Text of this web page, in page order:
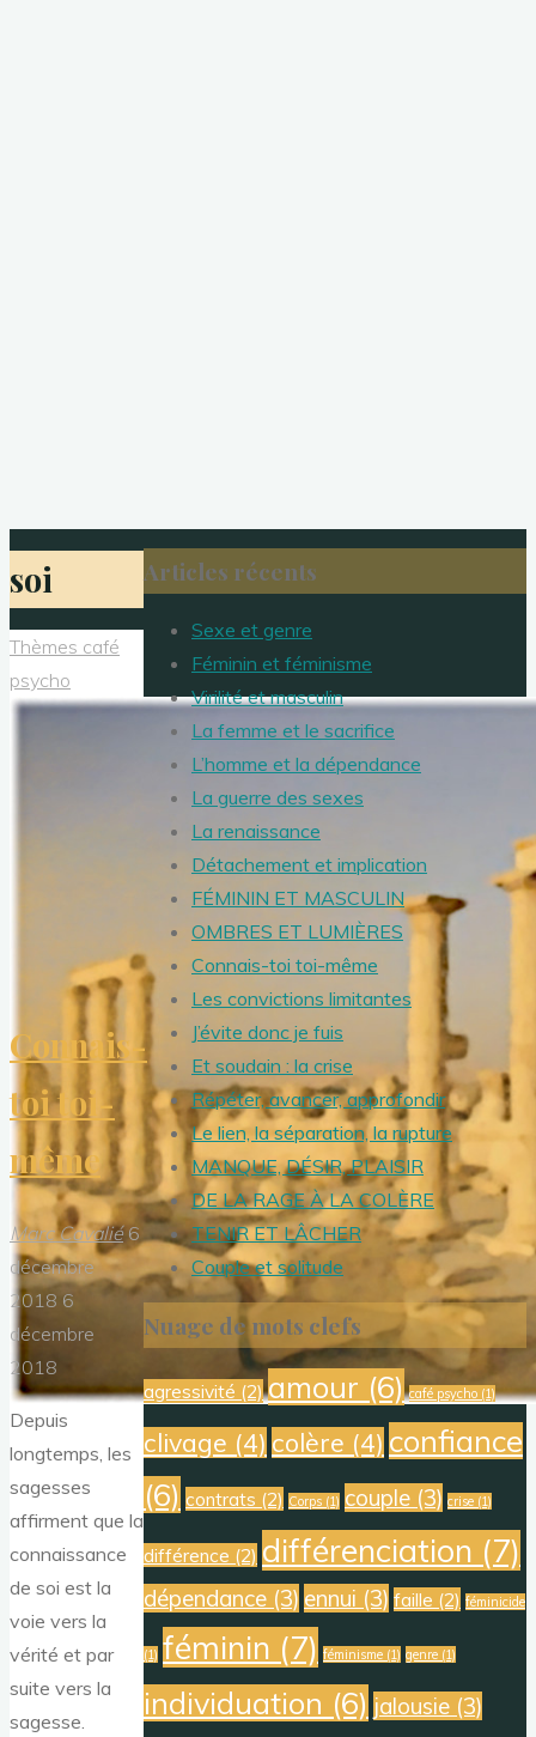
soi
Thèmes café
psycho
Connais-
toi toi-
même
Marc Cavalié 6
décembre
2018 6
décembre
2018
Depuis
longtemps, les
sagesses
affirment que la
connaissance
de soi est la
voie vers la
vérité et par
suite vers la
sagesse.
Articles récents
Sexe et genre
Féminin et féminisme
Virilité et masculin
La femme et le sacrifice
L’homme et la dépendance
La guerre des sexes
La renaissance
Détachement et implication
FÉMININ ET MASCULIN
OMBRES ET LUMIÈRES
Connais-toi toi-même
Les convictions limitantes
J’évite donc je fuis
Et soudain : la crise
Répéter, avancer, approfondir
Le lien, la séparation, la rupture
MANQUE, DÉSIR, PLAISIR
DE LA RAGE À LA COLÈRE
TENIR ET LÂCHER
Couple et solitude
Nuage de mots clefs
agressivité (2) amour (6) café psycho (1)
clivage (4) colère (4) confiance
(6) contrats (2) Corps (1) couple (3) crise (1)
différence (2) différenciation (7)
dépendance (3) ennui (3) faille (2) féminicide
(1) féminin (7) féminisme (1) genre (1)
individuation (6) jalousie (3)